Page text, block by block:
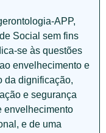
APP,
Social sem fins
se às questões
envelhecimento e
da dignificação,
e segurança
envelhecimento
e de uma